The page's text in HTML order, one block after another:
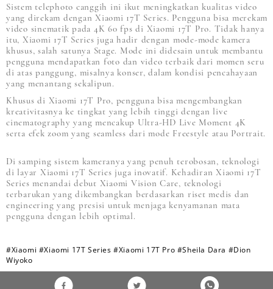
Sistem telephoto canggih ini ikut meningkatkan kualitas video
yang direkam dengan Xiaomi 17T Series. Pengguna bisa merekam
video sinematik pada 4K 60 fps di Xiaomi 17T Pro. Tidak hanya
itu, Xiaomi 17T Series juga hadir dengan mode-mode kamera
khusus, salah satunya Stage. Mode ini didesain untuk membantu
pengguna mendapatkan foto dan video terbaik dari momen seru
di atas panggung, misalnya konser, dalam kondisi pencahayaan
yang menantang sekalipun.
Khusus di Xiaomi 17T Pro, pengguna bisa mengembangkan
kreativitasnya ke tingkat yang lebih tinggi dengan live
cinematography yang mencakup Ultra-HD Live Moment 4K
serta efek zoom yang seamless dari mode Freestyle atau Portrait.
Di samping sistem kameranya yang penuh terobosan, teknologi
di layar Xiaomi 17T Series juga inovatif. Kehadiran Xiaomi 17T
Series menandai debut Xiaomi Vision Care, teknologi
terbarukan yang dikembangkan berdasarkan riset medis dan
engineering yang presisi untuk menjaga kenyamanan mata
pengguna dengan lebih optimal.
#Xiaomi #Xiaomi 17T Series #Xiaomi 17T Pro #Sheila Dara #Dion
Wiyoko